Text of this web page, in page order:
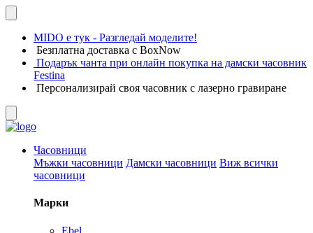
MIDO е тук - Разгледай моделите!
Безплатна доставка с BoxNow
Подарък чанта при онлайн покупка на дамски часовник
Festina
Персонализирай своя часовник с лазерно гравиране
Часовници
Мъжки часовници Дамски часовници Виж всички
часовници
Марки
Ebel